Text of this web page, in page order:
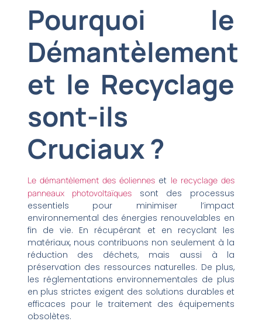
Pourquoi le
Démantèlement
et le Recyclage
sont-ils
Cruciaux ?
Le démantèlement des éolienneset le recyclage des
panneaux photovoltaïquessont des processus
essentiels pour minimiser l’impact
environnemental des énergies renouvelables en
fin de vie. En récupérant et en recyclant les
matériaux, nous contribuons non seulement à la
réduction des déchets, mais aussi à la
préservation des ressources naturelles. De plus,
les réglementations environnementales de plus
en plus strictes exigent des solutions durables et
efficaces pour le traitement des équipements
obsolètes.